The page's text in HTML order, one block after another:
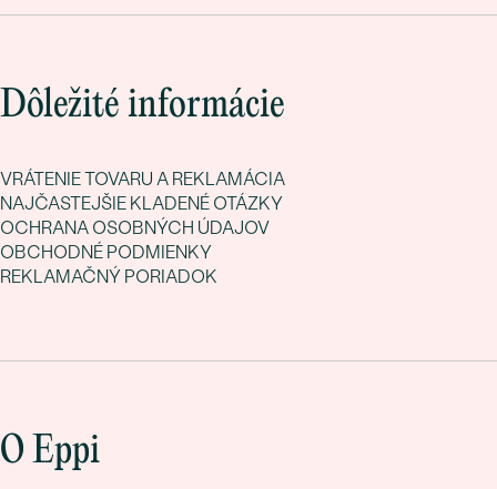
Dôležité informácie
VRÁTENIE TOVARU A REKLAMÁCIA
NAJČASTEJŠIE KLADENÉ OTÁZKY
OCHRANA OSOBNÝCH ÚDAJOV
OBCHODNÉ PODMIENKY
REKLAMAČNÝ PORIADOK
O Eppi